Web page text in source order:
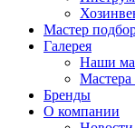
Мастер
Галерея
Наши
Мастера
Бренды
О компании